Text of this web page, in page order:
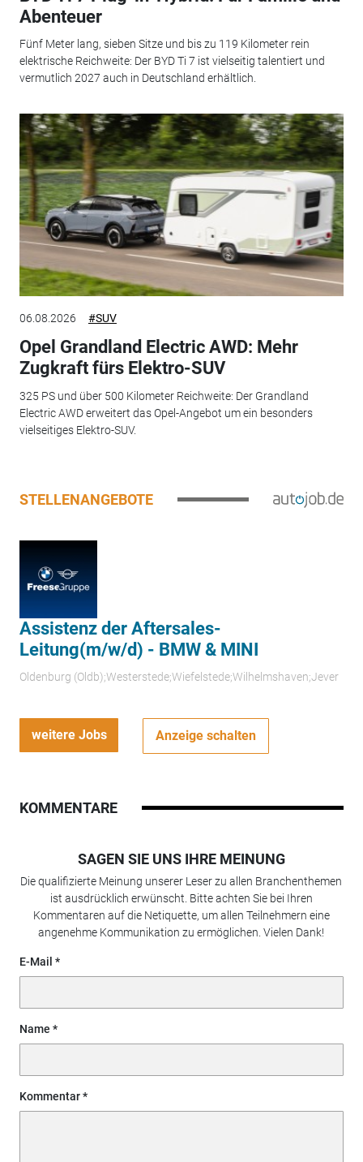
Abenteuer
Fünf Meter lang, sieben Sitze und bis zu 119 Kilometer rein
elektrische Reichweite: Der BYD Ti 7 ist vielseitig talentiert und
vermutlich 2027 auch in Deutschland erhältlich.
06.08.2026 #SUV
Opel Grandland Electric AWD: Mehr
Zugkraft fürs Elektro-SUV
325 PS und über 500 Kilometer Reichweite: Der Grandland
Electric AWD erweitert das Opel-Angebot um ein besonders
vielseitiges Elektro-SUV.
STELLENANGEBOTE
Assistenz der Aftersales-
Leitung(m/w/d) - BMW & MINI
Oldenburg (Oldb);Westerstede;Wiefelstede;Wilhelmshaven;Jever
weitere Jobs Anzeige schalten
KOMMENTARE
SAGEN SIE UNS IHRE MEINUNG
Die qualifizierte Meinung unserer Leser zu allen Branchenthemen
ist ausdrücklich erwünscht. Bitte achten Sie bei Ihren
Kommentaren auf die Netiquette, um allen Teilnehmern eine
angenehme Kommunikation zu ermöglichen. Vielen Dank!
E-Mail
Name
Kommentar